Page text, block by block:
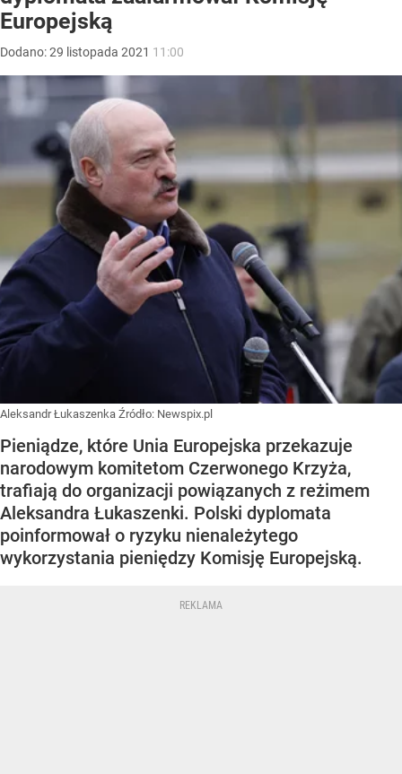
Europejską
Dodano:29 listopada 2021 11:00
Aleksandr Łukaszenka Źródło: Newspix.pl
Pieniądze, które Unia Europejska przekazuje
narodowym komitetom Czerwonego Krzyża,
trafiają do organizacji powiązanych z reżimem
Aleksandra Łukaszenki. Polski dyplomata
poinformował o ryzyku nienależytego
wykorzystania pieniędzy Komisję Europejską.